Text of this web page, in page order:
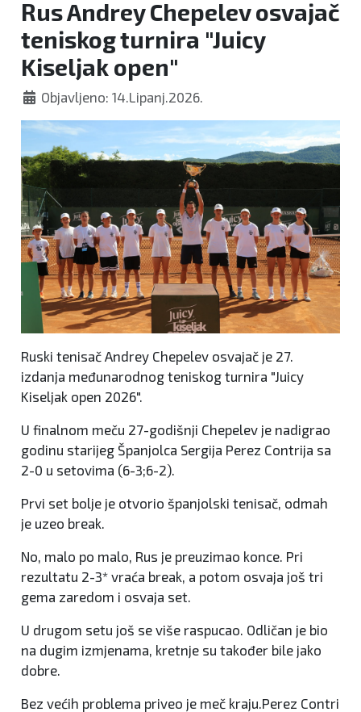
Rus Andrey Chepelev osvajač
teniskog turnira "Juicy
Kiseljak open"
Objavljeno: 14.Lipanj.2026.
Ruski tenisač Andrey Chepelev osvajač je 27.
izdanja međunarodnog teniskog turnira "Juicy
Kiseljak open 2026".
U finalnom meču 27-godišnji Chepelev je nadigrao
godinu starijeg Španjolca Sergija Perez Contrija sa
2-0 u setovima (6-3;6-2).
Prvi set bolje je otvorio španjolski tenisač, odmah
je uzeo break.
No, malo po malo, Rus je preuzimao konce. Pri
rezultatu 2-3* vraća break, a potom osvaja još tri
gema zaredom i osvaja set.
U drugom setu još se više raspucao. Odličan je bio
na dugim izmjenama, kretnje su također bile jako
dobre.
Bez većih problema priveo je meč kraju.Perez Contri